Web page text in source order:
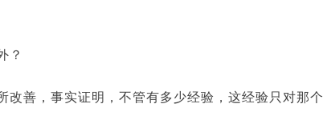
？
善，事实证明，不管有多少经验，这经验只对那个